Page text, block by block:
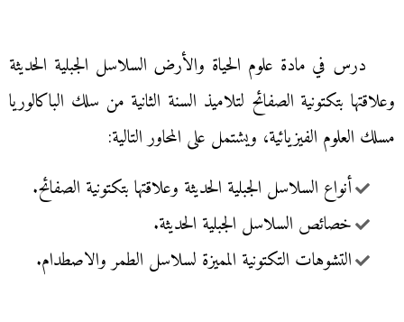
درس في مادة علوم الحياة والأرض السلاسل الجبلية الحديثة
وعلاقتها بتكتونية الصفائح لتلاميذ السنة الثانية من سلك الباكالوريا
مسلك العلوم الفيزيائية، ويشتمل على المحاور التالية:
أنواع السلاسل الجبلية الحديثة وعلاقتها بتكتونية الصفائح.
خصائص السلاسل الجبلية الحديثة.
التشوهات التكتونية المميزة لسلاسل الطمر والاصطدام.